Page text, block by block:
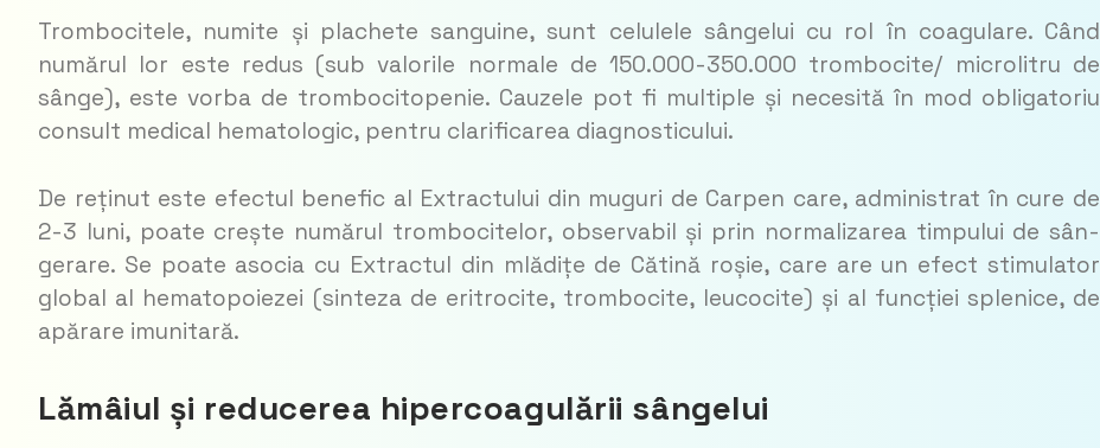
Trombocitele, numite și plachete sanguine, sunt celulele sângelui cu rol în coagulare. Când
numărul lor este redus (sub valorile normale de 150.000-350.000 trombocite/ microlitru de
sânge), este vor­ba de trombocitopenie. Cauzele pot fi multiple și necesită în mod obligatoriu
consult medical he­ma­to­logic, pentru clarificarea diagnosticului.
De reținut este efectul benefic al Extractului din muguri de Carpen care, administrat în cure de
2-3 luni, poate crește numărul trombocitelor, observabil și prin normalizarea timpului de sân­
gerare. Se poate asocia cu Extractul din mlădițe de Cătină roșie, care are un efect stimulator
global al hema­to­poiezei (sinteza de eritrocite, trombo­cite, leuco­cite) și al funcției splenice, de
apărare imunitară.
Lămâiul și reducerea hipercoagulării sângelui